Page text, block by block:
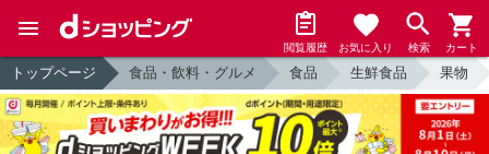
閲覧履歴 お気に入り 検索 カート
トップページ 食品・飲料・グルメ 食品 生鮮食品 果物